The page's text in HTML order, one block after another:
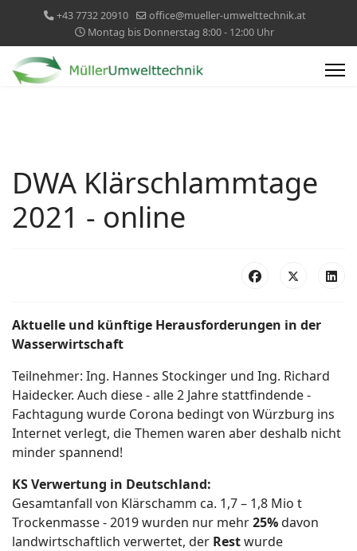
+43 7732 20910
office@mueller-umwelttechnik.at
Montag bis Donnerstag 8:00 - 12:00 Uhr
DWA Klärschlammtage
2021 - online
Aktuelle und künftige Herausforderungen in der
Wasserwirtschaft
Teilnehmer: Ing. Hannes Stockinger und Ing. Richard
Haidecker. Auch diese - alle 2 Jahre stattfindende -
Fachtagung wurde Corona bedingt von Würzburg ins
Internet verlegt, die Themen waren aber deshalb nicht
minder spannend!
KS Verwertung in Deutschland:
Gesamtanfall von Klärschamm ca. 1,7 – 1,8 Mio t
Trockenmasse - 2019 wurden nur mehr25%davon
landwirtschaftlich verwertet, der Restwurde